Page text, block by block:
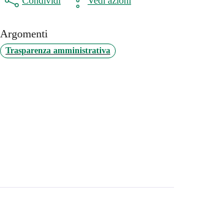
Argomenti
Trasparenza amministrativa